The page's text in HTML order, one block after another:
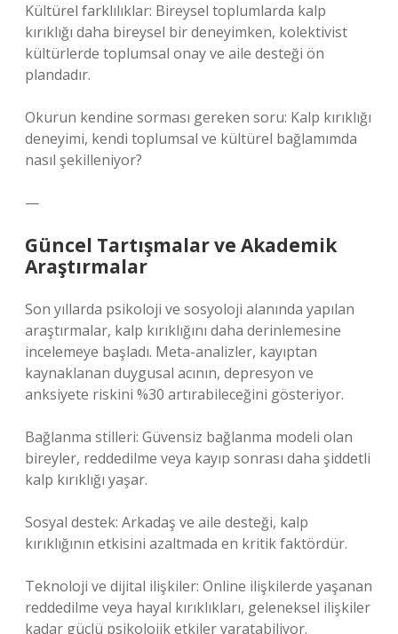
Kültürel farklılıklar: Bireysel toplumlarda kalp
kırıklığı daha bireysel bir deneyimken, kolektivist
kültürlerde toplumsal onay ve aile desteği ön
plandadır.
Okurun kendine sorması gereken soru: Kalp kırıklığı
deneyimi, kendi toplumsal ve kültürel bağlamımda
nasıl şekilleniyor?
—
Güncel Tartışmalar ve Akademik
Araştırmalar
Son yıllarda psikoloji ve sosyoloji alanında yapılan
araştırmalar, kalp kırıklığını daha derinlemesine
incelemeye başladı. Meta-analizler, kayıptan
kaynaklanan duygusal acının, depresyon ve
anksiyete riskini %30 artırabileceğini gösteriyor.
Bağlanma stilleri: Güvensiz bağlanma modeli olan
bireyler, reddedilme veya kayıp sonrası daha şiddetli
kalp kırıklığı yaşar.
Sosyal destek: Arkadaş ve aile desteği, kalp
kırıklığının etkisini azaltmada en kritik faktördür.
Teknoloji ve dijital ilişkiler: Online ilişkilerde yaşanan
reddedilme veya hayal kırıklıkları, geleneksel ilişkiler
kadar güçlü psikolojik etkiler yaratabiliyor.